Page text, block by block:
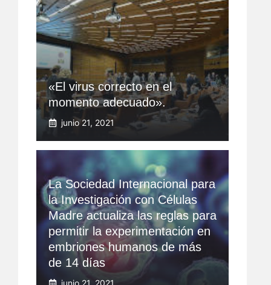
«El virus correcto en el
momento adecuado».
junio 21, 2021
La Sociedad Internacional para
la Investigación con Células
Madre actualiza las reglas para
permitir la experimentación en
embriones humanos de más
de 14 días
junio 21, 2021